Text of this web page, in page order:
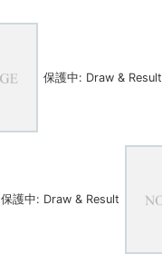
保護中: Draw & Result
保護中: Draw & Result